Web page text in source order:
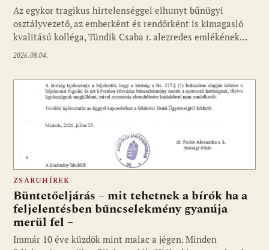
Az egykor tragikus hirtelenséggel elhunyt bűnügyi
osztályvezető, az emberként és rendőrként is kimagasló
kvalitású kolléga, Tündik Csaba r. alezredes emlékének…
2026.08.04.
ZSARUHÍREK
Büntetőeljárás – mit tehetnek a bírók ha a
feljelentésben bűncselekmény gyanúja
merül fel –
Immár 10 éve küzdök mint malac a jégen. Minden